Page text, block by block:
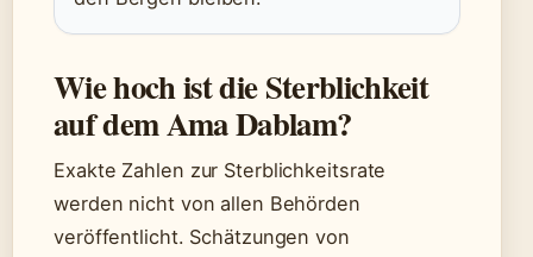
Wie hoch ist die Sterblichkeit
auf dem Ama Dablam?
Exakte Zahlen zur Sterblichkeitsrate
werden nicht von allen Behörden
veröffentlicht. Schätzungen von